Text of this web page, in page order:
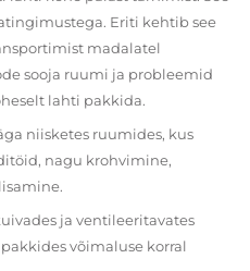
Eriti kehtib see
madalatel
sooja ruumi ja probleemid
lahti pakkida.
niisketes ruumides, kus
nagu krohvimine,
ja ventileeritavates
võimaluse korral